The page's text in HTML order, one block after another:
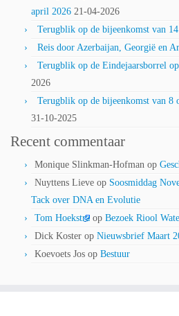
april 2026 21-04-2026
Terugblik op de bijeenkomst van
Reis door Azerbaijan, Georgië en
Terugblik op de Eindejaarsborrel
2026
Terugblik op de bijeenkomst van 8
31-10-2025
Recent commentaar
Monique Slinkman-Hofman op
Nuyttens Lieve op Soosmiddag
Tack over DNA en Evolutie
Tom Hoekstra op Bezoek Riool
Dick Koster op Nieuwsbrief Maart
Koevoets Jos op Bestuur